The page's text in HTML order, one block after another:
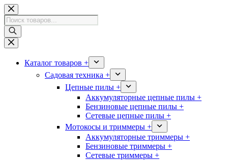
Перейти
к
сути
Поиск
товаров
Каталог товаров +
Садовая техника +
Цепные пилы +
Аккумуляторные цепные пилы +
Бензиновые цепные пилы +
Сетевые цепные пилы +
Мотокосы и триммеры +
Аккумуляторные триммеры +
Бензиновые триммеры +
Сетевые триммеры +